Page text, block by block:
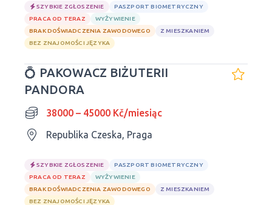
SZYBKIE ZGŁOSZENIE
PASZPORT BIOMETRYCZNY
PRACA OD TERAZ
WYŻYWIENIE
BRAK DOŚWIADCZENIA ZAWODOWEGO
Z MIESZKANIEM
BEZ ZNAJOMOŚCI JĘZYKA
💍 PAKOWACZ BIŻUTERII
PANDORA
38000 – 45000 Kč/miesiąc
Republika Czeska, Praga
SZYBKIE ZGŁOSZENIE
PASZPORT BIOMETRYCZNY
PRACA OD TERAZ
WYŻYWIENIE
BRAK DOŚWIADCZENIA ZAWODOWEGO
Z MIESZKANIEM
BEZ ZNAJOMOŚCI JĘZYKA